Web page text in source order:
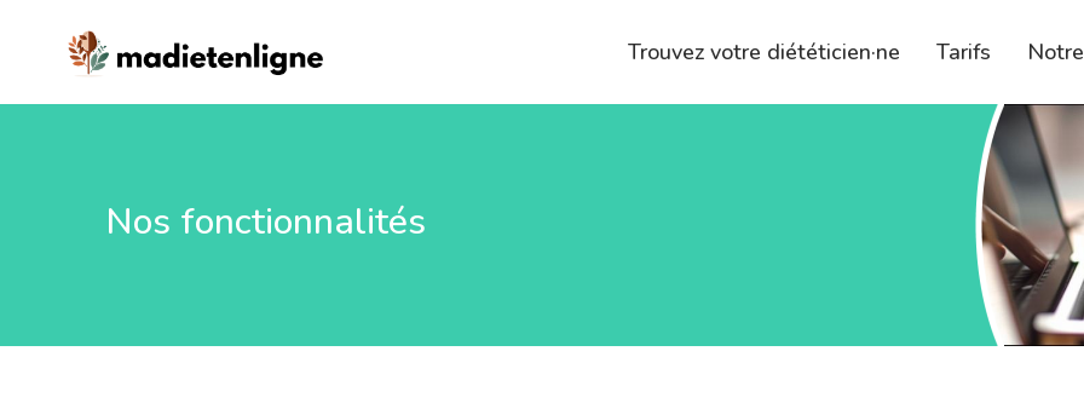
Trouvez votre diététicien·ne Tarifs
Nos fonctionnalités